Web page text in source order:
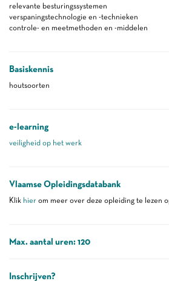
relevante besturingssystemen
verspaningstechnologie en -technieken
controle- en meetmethoden en -middelen
Basiskennis
houtsoorten
e-learning
veiligheid op het werk
Vlaamse Opleidingsdatabank
Klik hier om meer over deze opleiding te lezen
Max. aantal uren: 120
Inschrijven?